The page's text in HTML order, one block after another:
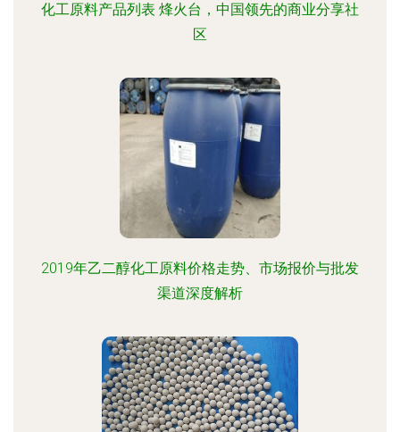
化工原料产品列表 烽火台，中国领先的商业分享社
区
2019年乙二醇化工原料价格走势、市场报价与批发
渠道深度解析